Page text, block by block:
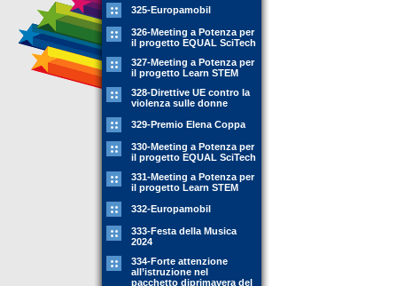
325-Europamobil
326-Meeting a Potenza per
il progetto EQUAL SciTech
327-Meeting a Potenza per
il progetto Learn STEM
328-Direttive UE contro la
violenza sulle donne
329-Premio Elena Coppa
330-Meeting a Potenza per
il progetto EQUAL SciTech
331-Meeting a Potenza per
il progetto Learn STEM
332-Europamobil
333-Festa della Musica
2024
334-Forte attenzione
all’istruzione nel
pacchetto diprimavera del